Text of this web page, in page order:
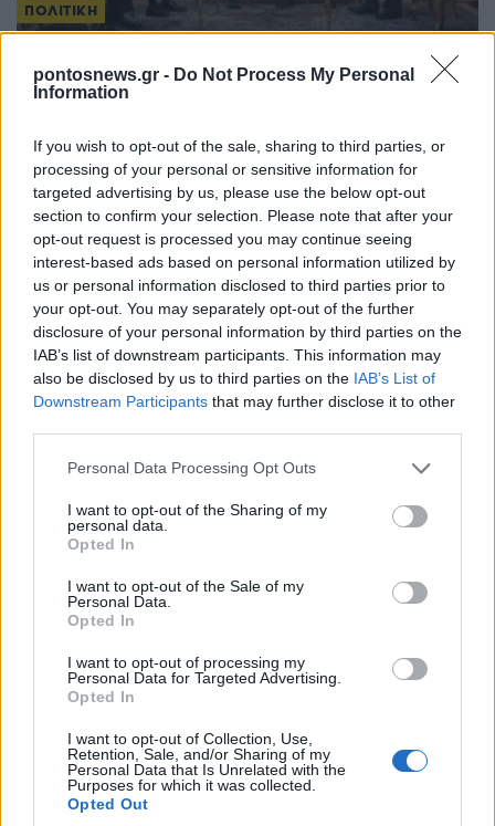
pontosnews.gr - Do Not Process My Personal
Information
If you wish to opt-out of the sale, sharing to third parties, or
processing of your personal or sensitive information for
targeted advertising by us, please use the below opt-out
section to confirm your selection. Please note that after your
opt-out request is processed you may continue seeing
interest-based ads based on personal information utilized by
us or personal information disclosed to third parties prior to
your opt-out. You may separately opt-out of the further
disclosure of your personal information by third parties on the
IAB’s list of downstream participants. This information may
also be disclosed by us to third parties on the IAB’s List of
Downstream Participants that may further disclose it to other
Please note that this website/app uses one or more Google
not limited to your visit or usage behaviour. You may click to
grant or deny consent to Google and its third-party tags to
use your data for below specified purposes in below Google
consent section.
Personal Data Processing Opt Outs
I want to opt-out of the Sharing of my
personal data.
Opted In
I want to opt-out of the Sale of my
Personal Data.
Opted In
I want to opt-out of processing my
Personal Data for Targeted Advertising.
Opted In
I want to opt-out of Collection, Use,
Retention, Sale, and/or Sharing of my
Personal Data that Is Unrelated with the
Purposes for which it was collected.
Opted Out
ΠΟΛΙΤΙΚΗ
52η επέτειος Αποκατάστασης της Δημοκρατίας:
Τα πολιτικά «πηγαδάκια» στο Προεδρικό Μέγαρο
24/07/2026 - 11:59μμ
ΠΟΛΙΤΙΚΗ
52 χρόνια από την αποκατάσταση της
Δημοκρατίας: Τα μηνύματα του πολιτικού κόσμου
για τη Μεταπολίτευση, τους θεσμούς και την
Κύπρο
24/07/2026 - 11:45πμ